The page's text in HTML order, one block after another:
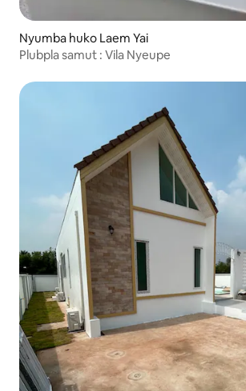
Nyumba huko Laem Yai
Plubpla samut : Vila Nyeupe